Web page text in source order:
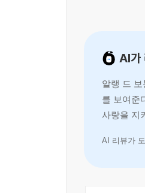
작가는 영원을 약
그는 그 이유를 사
주목했을 때는 사
작가는 마치 결혼
년이 아닌 수십 년
AI가
알랭 드
를 보여준
사랑을 지
AI 리뷰가